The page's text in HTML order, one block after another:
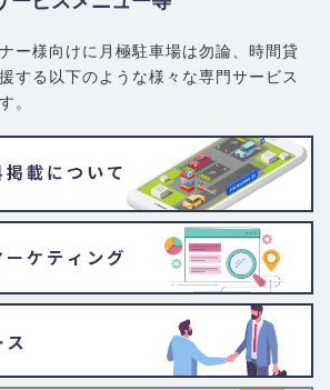
ー様向けに月極駐車場は勿論、 時間貸
する以下のような様々な専門サービス
。